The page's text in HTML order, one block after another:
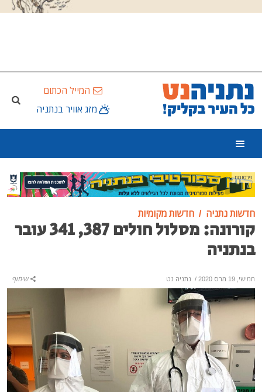
המייל הכתום
מזג אוויר בנתניה
פרסומת
חדשות נתניה חדשות מקומיות
קורונה: מסלול חולים 387, 341 עובר
בנתניה
חמישי, 19 מרס 2020 / נתניה נט שיתוף